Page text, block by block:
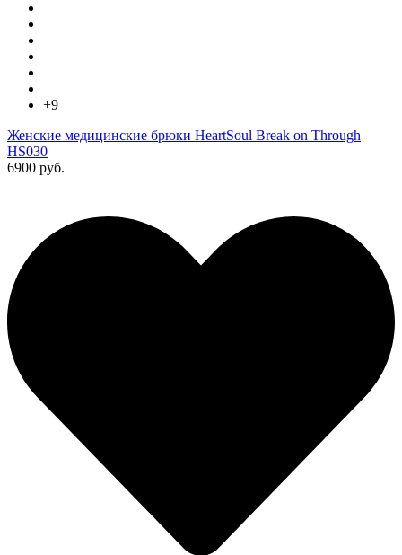
+9
Женские медицинские брюки HeartSoul Break on Through
HS030
6900 руб.